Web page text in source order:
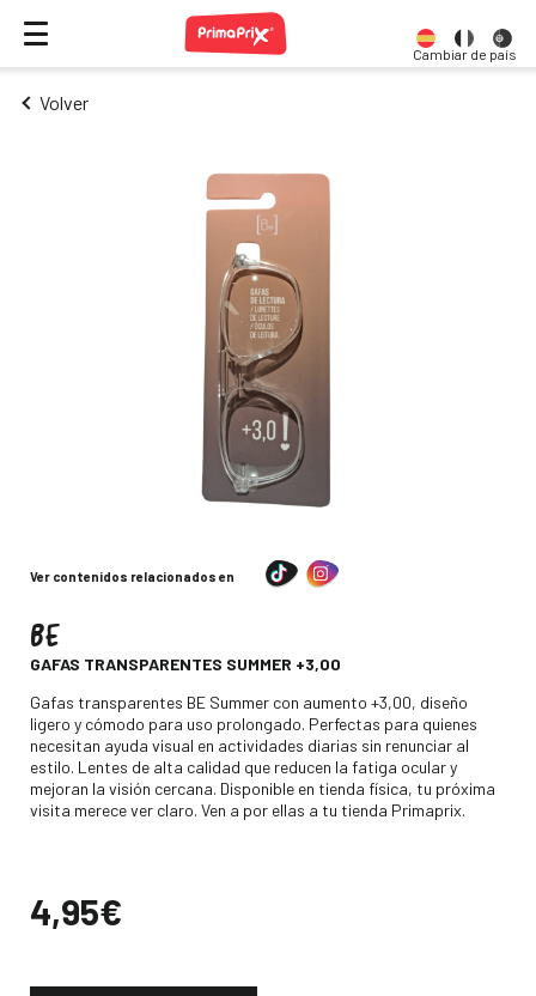
Cambiar de país
Volver
Ver contenidos relacionados en
BE
GAFAS TRANSPARENTES SUMMER +3,00
Descripción
Gafas transparentes BE Summer con aumento +3,00, diseño
ligero y cómodo para uso prolongado. Perfectas para quienes
necesitan ayuda visual en actividades diarias sin renunciar al
estilo. Lentes de alta calidad que reducen la fatiga ocular y
mejoran la visión cercana. Disponible en tienda física, tu próxima
visita merece ver claro. Ven a por ellas a tu tienda Primaprix.
Precio
4,95€